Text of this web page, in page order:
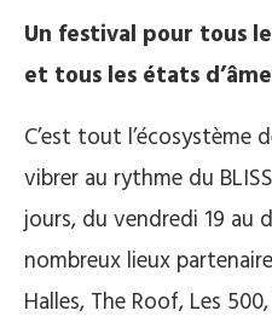
Un festival pour tous
et tous les états
C’est tout l’écosystème
vibrer au rythme du
jours, du vendredi 19 au
nombreux lieux
Halles, The Roof, Les